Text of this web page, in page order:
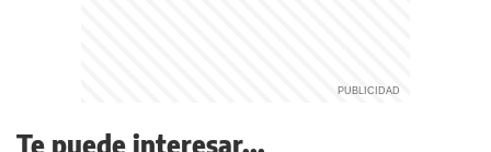
Te puede interesar...